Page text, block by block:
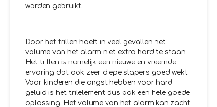
worden gebruikt.
Door het trillen hoeft in veel gevallen het
volume van het alarm niet extra hard te staan.
Het trillen is namelijk een nieuwe en vreemde
ervaring dat ook zeer diepe slapers goed wekt.
Voor kinderen die angst hebben voor hard
geluid is het trilelement dus ook een hele goede
oplossing. Het volume van het alarm kan zacht